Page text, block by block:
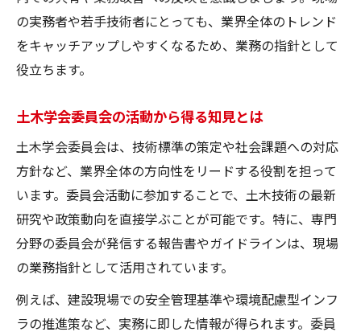
の実務者や若手技術者にとっても、業界全体のトレンド
をキャッチアップしやすくなるため、業務の指針として
役立ちます。
土木学会委員会の活動から得る知見とは
土木学会委員会は、技術標準の策定や社会課題への対応
方針など、業界全体の方向性をリードする役割を担って
います。委員会活動に参加することで、土木技術の最新
研究や政策動向を直接学ぶことが可能です。特に、専門
分野の委員会が発信する報告書やガイドラインは、現場
の業務指針として活用されています。
例えば、建設現場での安全管理基準や環境配慮型インフ
ラの推進策など、実務に即した情報が得られます。委員